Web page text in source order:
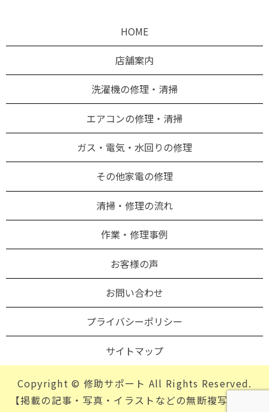
HOME
店舗案内
洗濯機の修理・清掃
エアコンの修理・清掃
ガス・電気・水回りの修理
その他家電の修理
清掃・修理の流れ
作業・修理事例
お客様の声
お問い合わせ
プライバシーポリシー
サイトマップ
Copyright © 修助サポート All Rights Reserved.
【掲載の記事・写真・イラストなどの無断複写・転載